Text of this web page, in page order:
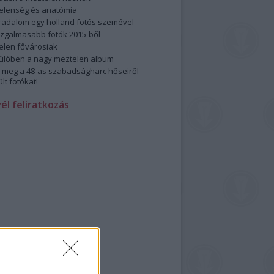
és anatómia
egy holland fotós szemével
fotók 2015-ből
fővárosiak
a nagy meztelen album
meg a 48-as szabadságharc hőseiről
fotókat!
feliratkozás